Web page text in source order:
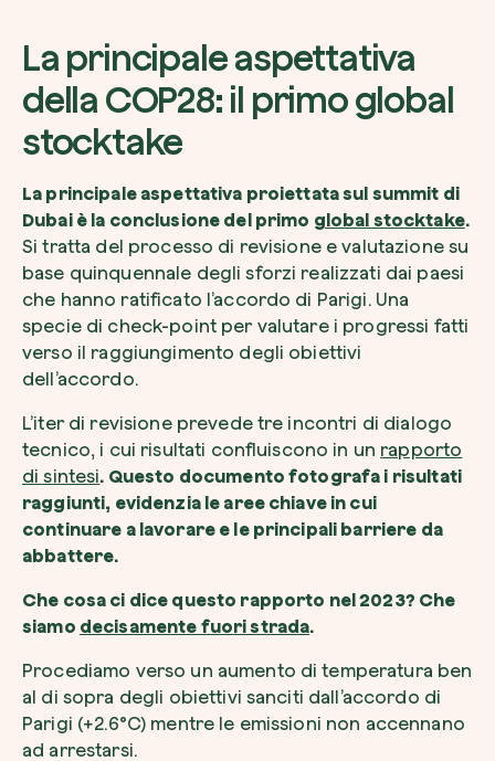
La principale aspettativa
della COP28: il primo global
stocktake
La principale aspettativa proiettata sul summit di
Dubai è la conclusione del primo global stocktake.
Si tratta del processo di revisione e valutazione su
base quinquennale degli sforzi realizzati dai paesi
che hanno ratificato l’accordo di Parigi. Una
specie di check-pointper valutare i progressi fatti
verso il raggiungimento degli obiettivi
dell’accordo.
L’iterdi revisione prevede tre incontri di dialogo
tecnico, i cui risultati confluiscono in un rapporto
di sintesi. Questo documento fotografa i risultati
raggiunti, evidenzia le aree chiave in cui
continuare a lavorare e le principali barriere da
abbattere.
Che cosa ci dice questo rapporto nel 2023? Che
siamo decisamente fuori strada.
Procediamo verso un aumento di temperatura ben
al di sopra degli obiettivi sanciti dall’accordo di
Parigi (+2.6°C) mentre le emissioni non accennano
ad arrestarsi.